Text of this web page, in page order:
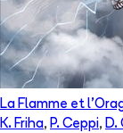
La Flamme et
K. Friha, P. Ceppi, D.